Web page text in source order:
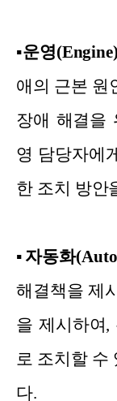
▪운영
애의 근본 원
장애 해결을
영 담당자에
한 조치 방안
▪ 자동화
해결책을 제
을 제시하여,
로 조치할 수
다.